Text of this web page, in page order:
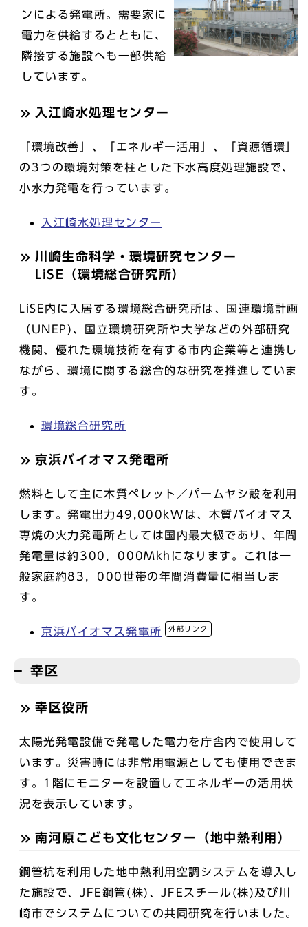
ンによる発電所。需要家に
電力を供給するとともに、
隣接する施設へも一部供給
しています。
入江崎水処理センター
「環境改善」、「エネルギー活用」、「資源循環」
の3つの環境対策を柱とした下水高度処理施設で、
小水力発電を行っています。
入江崎水処理センター
川崎生命科学・環境研究センター
LiSE（環境総合研究所）
LiSE内に入居する環境総合研究所は、国連環境計画
（UNEP)、国立環境研究所や大学などの外部研究
機関、優れた環境技術を有する市内企業等と連携し
ながら、環境に関する総合的な研究を推進していま
す。
環境総合研究所
京浜バイオマス発電所
燃料として主に木質ペレット／パームヤシ殻を利用
します。発電出力49,000kWは、木質バイオマス
専焼の火力発電所としては国内最大級であり、年間
発電量は約300，000Mkhになります。これは一
般家庭約83，000世帯の年間消費量に相当しま
す。
京浜バイオマス発電所 外部リンク
幸区
幸区役所
太陽光発電設備で発電した電力を庁舎内で使用して
います。災害時には非常用電源としても使用できま
す。1階にモニターを設置してエネルギーの活用状
況を表示しています。
南河原こども文化センター（地中熱利用）
鋼管杭を利用した地中熱利用空調システムを導入し
た施設で、JFE鋼管(株)、JFEスチール(株)及び川
崎市でシステムについての共同研究を行いました。